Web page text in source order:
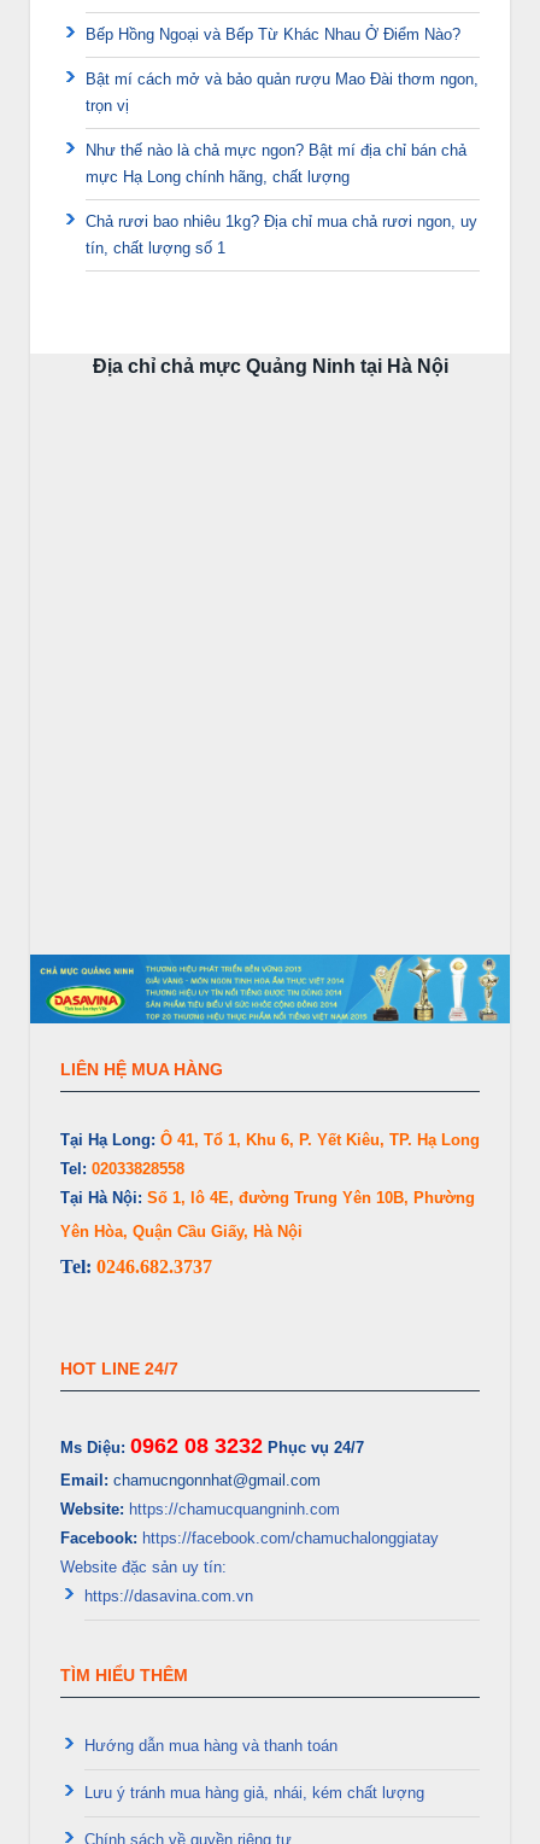
Bếp Hồng Ngoại và Bếp Từ Khác Nhau Ở Điểm Nào?
Bật mí cách mở và bảo quản rượu Mao Đài thơm ngon,
trọn vị
Như thế nào là chả mực ngon? Bật mí địa chỉ bán chả
mực Hạ Long chính hãng, chất lượng
Chả rươi bao nhiêu 1kg? Địa chỉ mua chả rươi ngon, uy
tín, chất lượng số 1
Địa chỉ chả mực Quảng Ninh tại Hà Nội
LIÊN HỆ MUA HÀNG
Tại Hạ Long: Ô 41, Tổ 1, Khu 6, P. Yết Kiêu, TP. Hạ Long
Tel: 02033828558
Tại Hà Nội: Số 1, lô 4E, đường Trung Yên 10B, Phường
Yên Hòa, Quận Cầu Giấy, Hà Nội
Tel: 0246.682.3737
HOT LINE 24/7
Ms Diệu: 0962 08 3232 Phục vụ 24/7
Email: chamucngonnhat@gmail.com
Website: https://chamucquangninh.com
Facebook: https://facebook.com/chamuchalonggiatay
Website đặc sản uy tín:
https://dasavina.com.vn
TÌM HIỂU THÊM
Hướng dẫn mua hàng và thanh toán
Lưu ý tránh mua hàng giả, nhái, kém chất lượng
Chính sách về quyền riêng tư